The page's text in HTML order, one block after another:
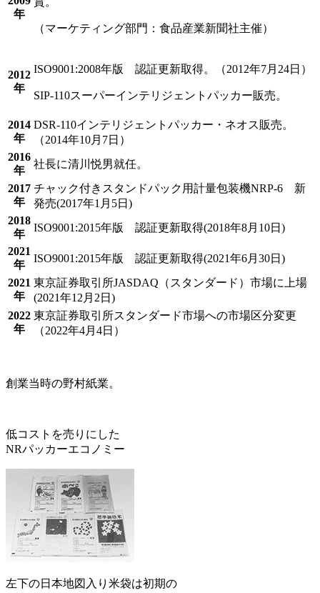
年
（マーケティング部門：食品産業新聞社主催）
2012
年
ISO9001:2008年版 認証更新取得。（2012年7月24日）
SIP-110スーパーインテリジェントパッカー販売。
2014
年
DSR-110インテリジェントパッカー・ネオス販売。
（2014年10月7日）
2016
年
社長に清川悦男就任。
2017
年
チャック付きスタンドパック用計量包装機NRP-6 新
発売(2017年1月5日)
2018
年
ISO9001:2015年版 認証更新取得(2018年8月10日)
2021
年
ISO9001:2015年版 認証更新取得(2021年6月30日)
2021
年
東京証券取引所JASDAQ（スタンダード）市場に上場
(2021年12月2日)
2022
年
東京証券取引所スタンダード市場への市場区分変更
（2022年4月4日）
創業当時の野村紙業。
低コストを売りにした
NRパッカーエコノミー
左下の日本地図入り米袋は初期の